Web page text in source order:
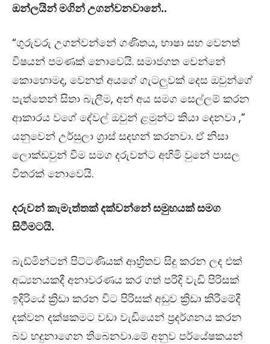
ඔන්ලයින් මගින් උගන්වනවානේ..
“ගුරුවරු උගන්වන්නේ ගණිතය, භාෂා සහ වෙනත්
විෂයන් පමණක් නොවෙයි. සමාජගත වෙන්නේ
කොහොමද, වෙනත් අයගේ ගැටලුවක් දෙස ඔවුන්ගේ
පැත්තෙන් සිතා බැලීම, අන් අය සමග සෙල්ලම් කරන
ආකාරය වගේ දේවල් ඔවුන් ළමුන්ට කියා දෙනවා ,”
යනුවෙන් උර්සුලා ග්‍රාස් සදහන් කරනවා. ඒ නිසා
ලොක්ඩවුන් වීම සමග දරුවන්ට අහිමි වුනේ පාසල
විතරක් නොවෙයි.
දරුවන් කැමැත්තක් දක්වන්නේ සමුහයක් සමග
සිටීමටයි.
බැඩ්මින්ටන් පිට්ටණියක් ආහ්‍රිතව සිදු කරන ලද එක්
අධ්‍යනයකදී අනාවරණය කර ගත් පරිදි වැඩි පිරිසක්
ඉදිරියේ ක්‍රිඩා කරන විට පිරිසක් අඩුව ක්‍රිඩා කිරීමේදී
දක්වන දක්ෂකමට වඩා වැඩියෙන් ප්‍රදර්ශනය කරන
බව හදුනාගෙන තිබෙනවා.මේ අනුව පර්යේෂකයන්